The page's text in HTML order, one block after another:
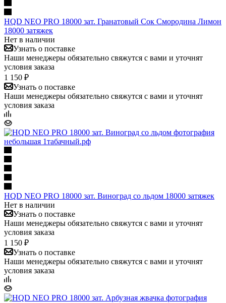
HQD NEO PRO 18000 зат. Гранатовый Сок Смородина Лимон
18000 затяжек
Нет в наличии
Узнать о поставке
Наши менеджеры обязательно свяжутся с вами и уточнят
условия заказа
1 150 ₽
Узнать о поставке
Наши менеджеры обязательно свяжутся с вами и уточнят
условия заказа
HQD NEO PRO 18000 зат. Виноград со льдом 18000 затяжек
Нет в наличии
Узнать о поставке
Наши менеджеры обязательно свяжутся с вами и уточнят
условия заказа
1 150 ₽
Узнать о поставке
Наши менеджеры обязательно свяжутся с вами и уточнят
условия заказа